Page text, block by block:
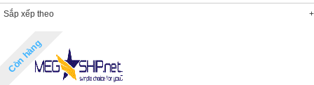
Sắp xếp theo
Còn hàng